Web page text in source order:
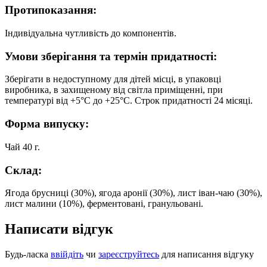
Протипоказання:
Індивідуальна чутливість до компонентів.
Умови зберігання та термін придатності:
Зберігати в недоступному для дітей місці, в упаковці
виробника, в захищеному від світла приміщенні, при
температурі від +5°С до +25°С. Строк придатності 24 місяці.
Форма випуску:
Чай 40 г.
Склад:
Ягода брусниці (30%), ягода аронії (30%), лист іван-чаю (30%),
лист малини (10%), ферментовані, гранульовані.
Написати відгук
Будь-ласка ввійдіть чи зареєструйтесь для написання відгуку